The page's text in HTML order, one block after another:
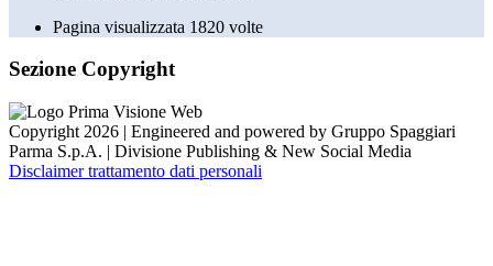
Pagina visualizzata 1820 volte
Sezione Copyright
Copyright 2026 | Engineered and powered by Gruppo Spaggiari
Parma S.p.A. | Divisione Publishing & New Social Media
Disclaimer trattamento dati personali